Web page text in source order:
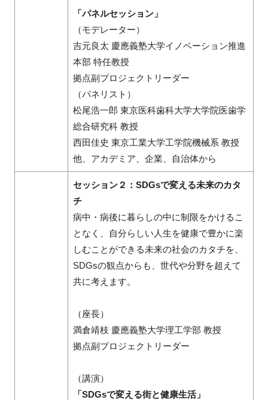
「パネルセッション」
（モデレーター）
吉元良太 慶應義塾大学イノベーション推進
本部 特任教授
拠点副プロジェクトリーダー
（パネリスト）
松尾浩一郎 東京医科歯科大学大学院医歯学
総合研究科 教授
西田佳史 東京工業大学工学院機械系 教授
他、アカデミア、企業、自治体から
セッション２：SDGsで変える未来のカタ
チ
病中・病後に暮らしの中に制限をかけるこ
となく、自分らしい人生を健康で豊かに楽
しむことができる未来の社会のカタチを、
SDGsの観点からも、世代や分野を超えて
共に考えます。
（座長）
満倉靖枝 慶應義塾大学理工学部 教授
拠点副プロジェクトリーダー
（講演）
「SDGsで変える街と健康生活」